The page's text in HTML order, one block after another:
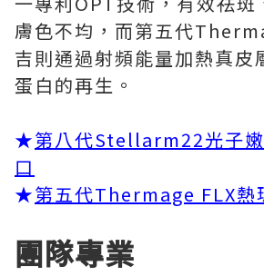
膚色不均，而第五代
吉則通過射頻能量加熱真皮
蛋白的再生。
★第八代Stellarm22光子
口
★第五代Thermage FLX熱
團隊專業